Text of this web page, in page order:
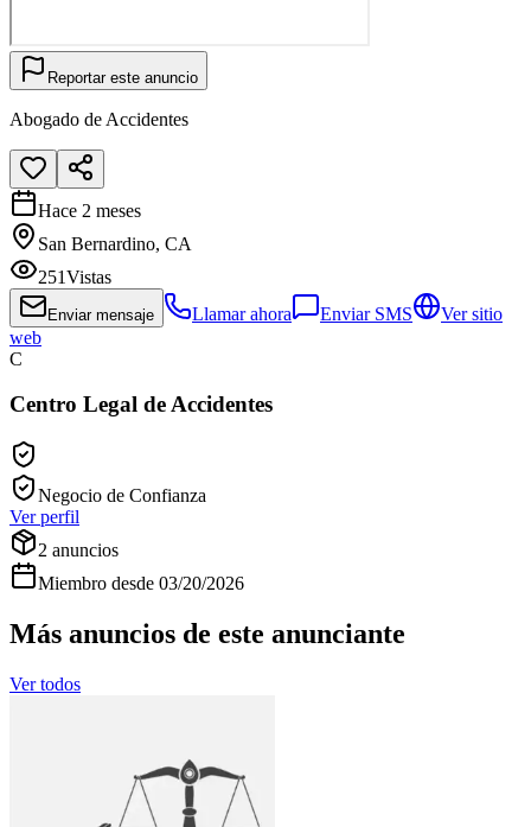
Reportar este anuncio
Abogado de Accidentes
Hace 2 meses
San Bernardino, CA
251Vistas
Enviar mensaje Llamar ahora Enviar SMS
Ver sitio
web
C
Centro Legal de Accidentes
Negocio de Confianza
Ver perfil
2 anuncios
Miembro desde 03/20/2026
Más anuncios de este anunciante
Ver todos